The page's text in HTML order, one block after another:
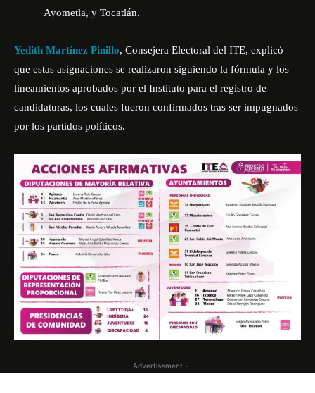
Ayometla, y Tocatlán.
Yedith Martínez Pinillo, Consejera Electoral del ITE, explicó
que estas asignaciones se realizaron siguiendo la fórmula y los
lineamientos aprobados por el Instituto para el registro de
candidaturas, los cuales fueron confirmados tras ser impugnados
por los partidos políticos.
- Advertisement -